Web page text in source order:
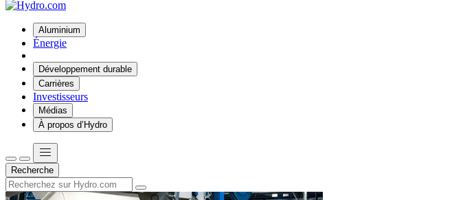
Aluminium
Énergie
Développement durable
Carrières
Investisseurs
Médias
À propos d’Hydro
Recherche